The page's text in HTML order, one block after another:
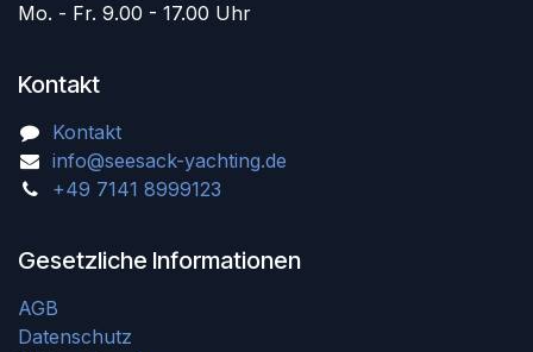
Mo. - Fr. 9.00 - 17.00 Uhr
Kontakt
Kontakt
info@seesack-yachting.de
+49 7141 8999123
Gesetzliche Informationen
AGB
Datenschutz